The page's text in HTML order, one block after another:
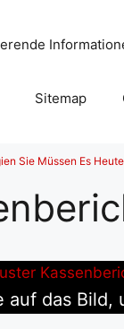
Sitemap
Sie Müssen Es
das Bild,